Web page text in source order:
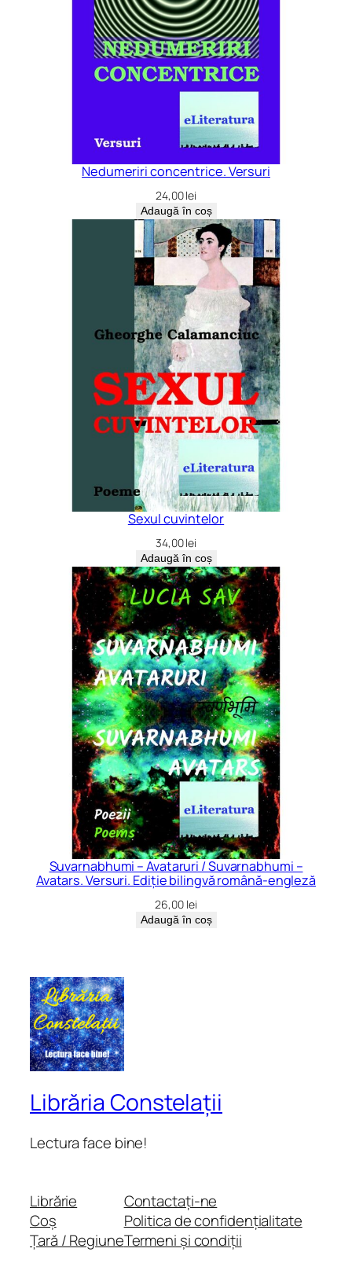
Nedumeriri concentrice. Versuri
24,00lei
Adaugă în coș
Sexul cuvintelor
34,00lei
Adaugă în coș
Suvarnabhumi – Avataruri / Suvarnabhumi –
Avatars. Versuri. Ediție bilingvă română-engleză
26,00 lei
Adaugă în coș
Librăria Constelații
Lectura face bine!
Librărie
Coș
Țară / Regiune
Contactați-ne
Politica de confidențialitate
Termeni și condiții